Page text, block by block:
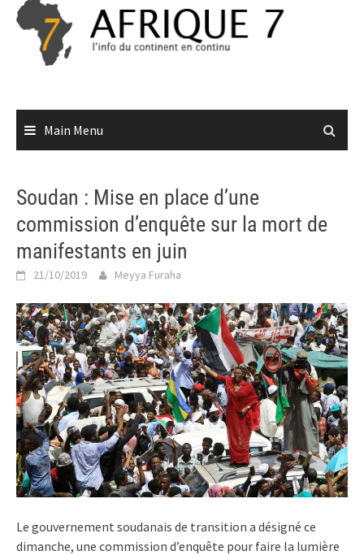
Skip
content
Main Menu
Soudan : Mise en place d’une
commission d’enquête sur la mort de
manifestants en juin
21/10/2019 Meyya Furaha
Le gouvernement soudanais de transition a désigné ce
dimanche, une commission d’enquête pour faire la lumière